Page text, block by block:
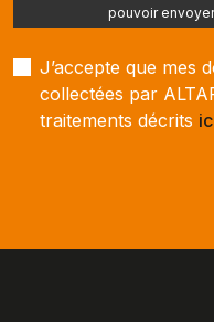
pouvoir
J’accepte que mes
collectées par
traitements décrits